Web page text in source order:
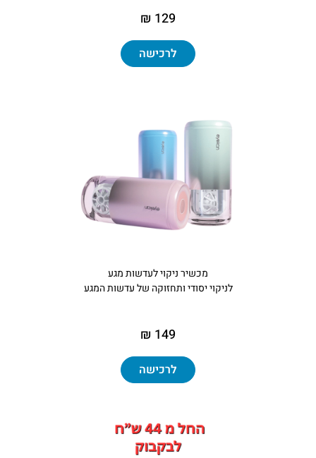
129 ₪
לרכישה
מכשיר ניקוי לעדשות מגע
לניקוי יסודי ותחזוקה של עדשות המגע
149 ₪
לרכישה